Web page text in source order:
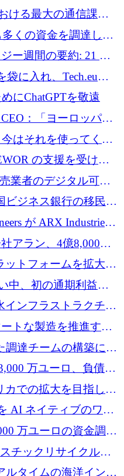
解決したいと考えて
ける最大の通信課題
16 万 2,000 ユーロを
くの資金を調達した
ー週間の要約: 21 億
Funding Explorer
袋に入れ、Tech.eu
げ、そしてルクセン
にChatGPTを敬遠
：「ヨーロッパは
はそれを使ってくれ
の支援を受け、
空間 AI プラットフォ
業者のデジタル可視
140 万ユーロを調達
ビジネス銀行の移民主
初のファンド獲得に
が ARX Industries
の生産を拡大
アラン、4億8,000万
ドで合意
ットフォームを拡大す
達
中、初の通期利益を
インフラストラクチャ
するために 242 万ユ
トな製造を推進する
万ユーロを確保
調達チームの構築に
万ユーロ、負債で
での拡大を目指して
AI ネイティブのワー
に 260 万ドルを確保
万ユーロの資金調達
トウェアの開発を倍
チックリサイクルシ
廃棄物を削減するた
ルタイムの海洋インテ